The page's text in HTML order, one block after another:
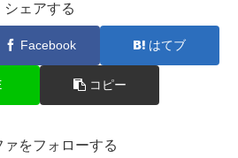
シェアする
Facebook はてブ
コピー
ァをフォローする